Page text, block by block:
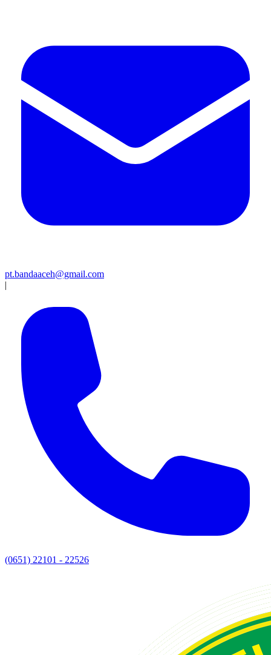
pt.bandaaceh@gmail.com
|
(0651) 22101 - 22526